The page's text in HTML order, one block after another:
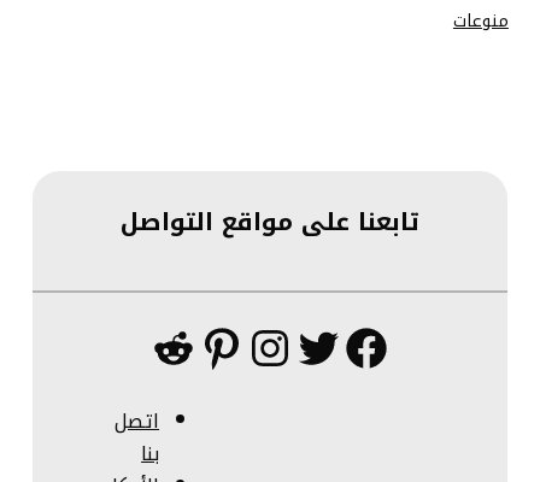
منوعات
تابعنا على مواقع التواصل
فيسبوك
تويترإنستجرام
بينتريست
ريديت
اتصل
بنا